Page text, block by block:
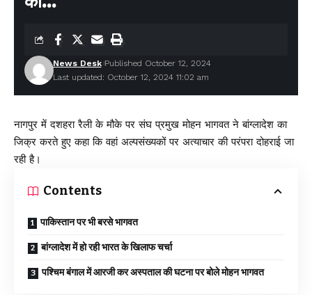
Last updated: October 12, 2024 11:02 am
News Desk Published October 12, 2024
नागपुर में दशहरा रैली के मौके पर संघ प्रमुख मोहन भागवत ने बांग्लादेश का
जिक्र करते हुए कहा कि वहां अल्पसंख्यकों पर अत्याचार की परंपरा दोहराई जा
रही है।
Contents
पाकिस्तान पर भी बरसे भागवत
बांग्लादेश में हो रही भारत के खिलाफ चर्चा
पश्चिम बंगाल में आरजी कर अस्पताल की घटना पर बोले मोहन भागवत